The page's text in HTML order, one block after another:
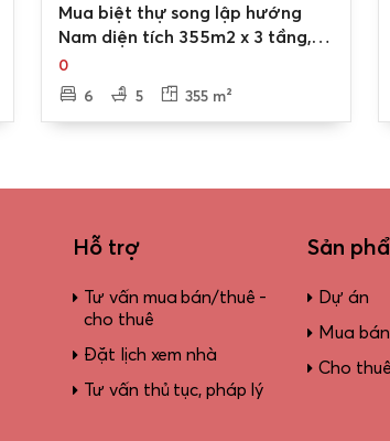
Mua biệt thự song lập hướng
Nam diện tích 355m2 x 3 tầng, 1
tum sân rộng, có hầm để xe Nam
An Khánh Sudico Hoài Đức
0
6
5 355 m²
Hỗ trợ
Tư vấn mua bán/thuê -
cho thuê
Đặt lịch xem nhà
Tư vấn thủ tục, pháp lý
Sản
Dự án
Mua bán
Cho thuê